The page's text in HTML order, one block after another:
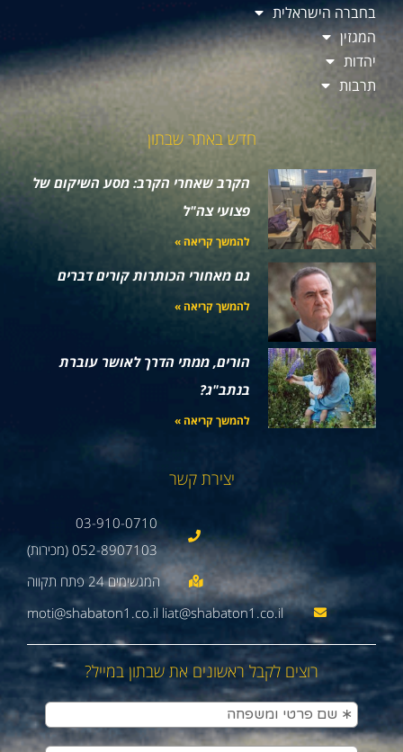
בחברה הישראלית
המגזין
יהדות
תרבות
חדש באתר שבתון
הקרב שאחרי הקרב: מסע השיקום של
פצועי צה"ל
להמשך קריאה »
גם מאחורי הכותרות קורים דברים
להמשך קריאה »
הורים, ממתי הדרך לאושר עוברת
בנתב"ג?
להמשך קריאה »
יצירת קשר
03-910-0710
052-8907103 (מכירות)
moti@shabaton1.co.il liat@shabaton1.co.il
רוצים לקבל ראשונים את שבתון במייל?